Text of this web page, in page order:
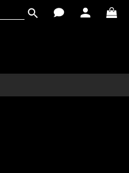
立即購買